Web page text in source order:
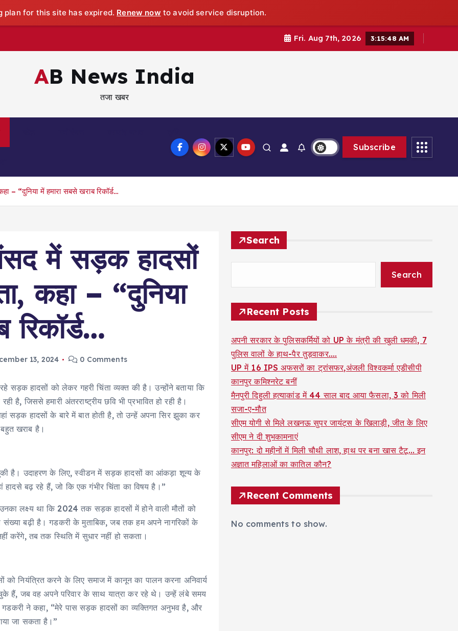
plan for this site has expired. Renew now to avoid service disruption.
Fri. Aug 7th, 2026 3:15:49 AM
AB News India
तजा खबर
Subscribe
– “दुनिया में हमारा सबसे खराब रिकॉर्ड…
में सड़क हादसों
कहा – “दुनिया
रिकॉर्ड…
13, 2024 0 Comments
हादसों को लेकर गहरी चिंता व्यक्त की है। उन्होंने बताया कि
जिससे हमारी अंतरराष्ट्रीय छवि भी प्रभावित हो रही है।
हादसों के बारे में बात होती है, तो उन्हें अपना सिर झुका कर
खराब है।
है। उदाहरण के लिए, स्वीडन में सड़क हादसों का आंकड़ा शून्य के
बढ़ रहे हैं, जो कि एक गंभीर चिंता का विषय है।”
लक्ष्य था कि 2024 तक सड़क हादसों में होने वाली मौतों को
बढ़ी है। गडकरी के मुताबिक, जब तक हम अपने नागरिकों के
करेंगे, तब तक स्थिति में सुधार नहीं हो सकता।
नियंत्रित करने के लिए समाज में कानून का पालन करना अनिवार्य
हैं, जब वह अपने परिवार के साथ यात्रा कर रहे थे। उन्हें लंबे समय
ने कहा, “मेरे पास सड़क हादसों का व्यक्तिगत अनुभव है, और
जा सकता है।”
Search
Search
Recent Posts
अपनी सरकार के पुलिसकर्मियों को UP के मंत्री की खुली धमकी, 7
पुलिस वालों के हाथ-पैर तुड़वाकर….
UP में 16 IPS अफसरों का ट्रांसफर,अंजली विश्वकर्मा एडीसीपी
कानपुर कमिश्नरेट बनीं
मैनपुरी दिहुली हत्याकांड में 44 साल बाद आया फैसला, 3 को मिली
सजा-ए-मौत
सीएम योगी से मिले लखनऊ सुपर जायंट्स के खिलाड़ी, जीत के लिए
सीएम ने दी शुभकामनाएं
कानपुर: दो महीनों में मिली चौथी लाश, हाथ पर बना खास टैटू… इन
अज्ञात महिलाओं का कातिल कौन?
Recent Comments
No comments to show.